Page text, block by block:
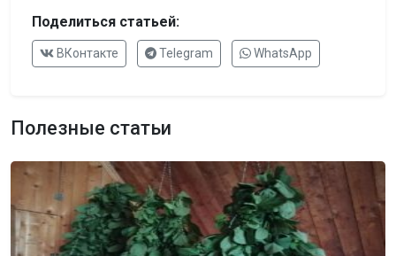
Поделиться статьей:
ВКонтакте Telegram WhatsApp
Полезные статьи